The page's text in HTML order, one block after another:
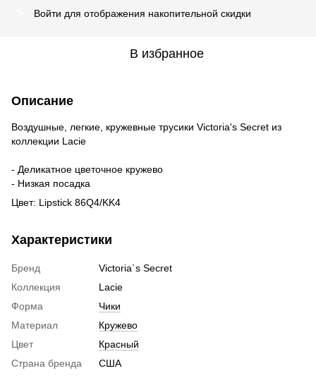
Войти для отображения накопительной скидки
В избранное
Описание
Воздушные, легкие, кружевные трусики Victoria's Secret из
коллекции Lacie
- Деликатное цветочное кружево
- Низкая посадка
Цвет: Lipstick 86Q4/KK4
Характеристики
Бренд
Victoria`s Secret
Коллекция
Lacie
Форма
Чики
Материал
Кружево
Цвет
Красный
Страна бренда
США